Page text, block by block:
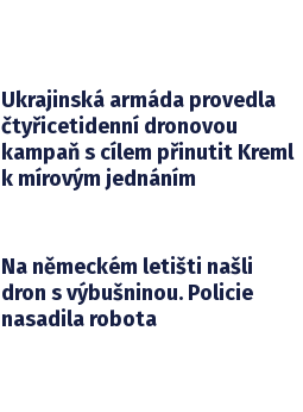
Ukrajinská armáda provedla
čtyřicetidenní dronovou
kampaň s cílem přinutit Kreml
k mírovým jednáním
Na německém letišti našli
dron s výbušninou. Policie
nasadila robota